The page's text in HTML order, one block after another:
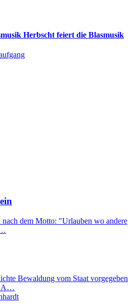
Herbscht feiert die Blasmusik
dem Motto: "Urlauben wo andere
Bewaldung vom Staat vorgegeben
A…